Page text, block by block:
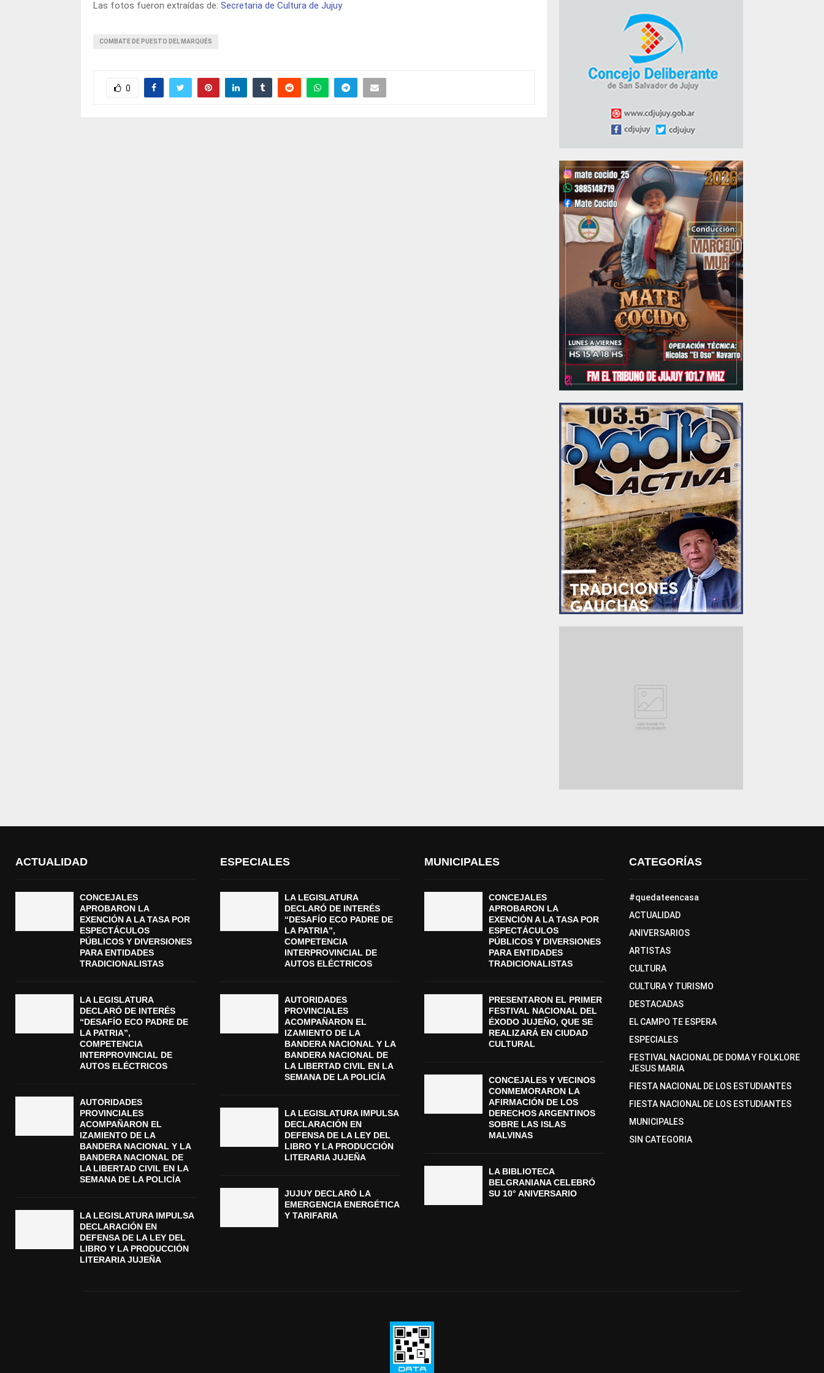
Las fotos fueron extraídas de: Secretaria de Cultura de Jujuy
COMBATE DE PUESTO DEL MARQUÉS
0
ACTUALIDAD
CONCEJALES
APROBARON LA
EXENCIÓN A LA TASA POR
ESPECTÁCULOS
PÚBLICOS Y DIVERSIONES
PARA ENTIDADES
TRADICIONALISTAS
LA LEGISLATURA
DECLARÓ DE INTERÉS
“DESAFÍO ECO PADRE DE
LA PATRIA”,
COMPETENCIA
INTERPROVINCIAL DE
AUTOS ELÉCTRICOS
AUTORIDADES
PROVINCIALES
ACOMPAÑARON EL
IZAMIENTO DE LA
BANDERA NACIONAL Y LA
BANDERA NACIONAL DE
LA LIBERTAD CIVIL EN LA
SEMANA DE LA POLICÍA
LA LEGISLATURA IMPULSA
DECLARACIÓN EN
DEFENSA DE LA LEY DEL
LIBRO Y LA PRODUCCIÓN
LITERARIA JUJEÑA
ESPECIALES
LA LEGISLATURA
DECLARÓ DE INTERÉS
“DESAFÍO ECO PADRE DE
LA PATRIA”,
COMPETENCIA
INTERPROVINCIAL DE
AUTOS ELÉCTRICOS
AUTORIDADES
PROVINCIALES
ACOMPAÑARON EL
IZAMIENTO DE LA
BANDERA NACIONAL Y LA
BANDERA NACIONAL DE
LA LIBERTAD CIVIL EN LA
SEMANA DE LA POLICÍA
LA LEGISLATURA IMPULSA
DECLARACIÓN EN
DEFENSA DE LA LEY DEL
LIBRO Y LA PRODUCCIÓN
LITERARIA JUJEÑA
JUJUY DECLARÓ LA
EMERGENCIA ENERGÉTICA
Y TARIFARIA
MUNICIPALES
CONCEJALES
APROBARON LA
EXENCIÓN A LA TASA POR
ESPECTÁCULOS
PÚBLICOS Y DIVERSIONES
PARA ENTIDADES
TRADICIONALISTAS
PRESENTARON EL PRIMER
FESTIVAL NACIONAL DEL
ÉXODO JUJEÑO, QUE SE
REALIZARÁ EN CIUDAD
CULTURAL
CONCEJALES Y VECINOS
CONMEMORARON LA
AFIRMACIÓN DE LOS
DERECHOS ARGENTINOS
SOBRE LAS ISLAS
MALVINAS
LA BIBLIOTECA
BELGRANIANA CELEBRÓ
SU 10° ANIVERSARIO
CATEGORÍAS
#quedateencasa
ACTUALIDAD
ANIVERSARIOS
ARTISTAS
CULTURA
CULTURA Y TURISMO
DESTACADAS
EL CAMPO TE ESPERA
ESPECIALES
FESTIVAL NACIONAL DE DOMA Y FOLKLORE
JESUS MARIA
FIESTA NACIONAL DE LOS ESTUDIANTES
FIESTA NACIONAL DE LOS ESTUDIANTES
MUNICIPALES
SIN CATEGORIA